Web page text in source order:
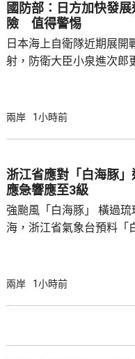
7月，當時在白俄羅斯布
恐行動為背景的「雄鷹突
訓練。至於「神鷹」系列
國防部：日方加快發
險 值得警惕
日本海上自衛隊近期展開
射，防衛大臣小泉進次郎
批評日方加快發展進攻性
守防衛規制，加速推進再軍
說，真正威脅日本安全、
恰是日本國內謀求擴軍備
兩岸 1小時前
浙江省應對「白海豚」迫近 提升
應急響應至3級
強颱風「白海豚」 橫過
海，浙江省氣象台預料「
化，預計今明兩日，東海
理、濱海設施防風加固工
兩岸 1小時前